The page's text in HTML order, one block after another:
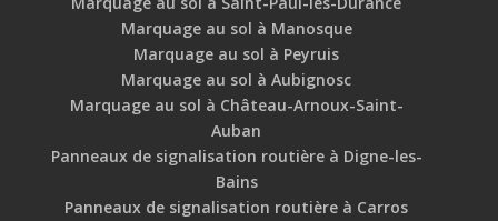
Marquage au sol à Manosque
Marquage au sol à Peyruis
Marquage au sol à Aubignosc
Marquage au sol à Château-Arnoux-Saint-
Auban
Panneaux de signalisation routière à Digne-les-
Bains
Panneaux de signalisation routière à Carros